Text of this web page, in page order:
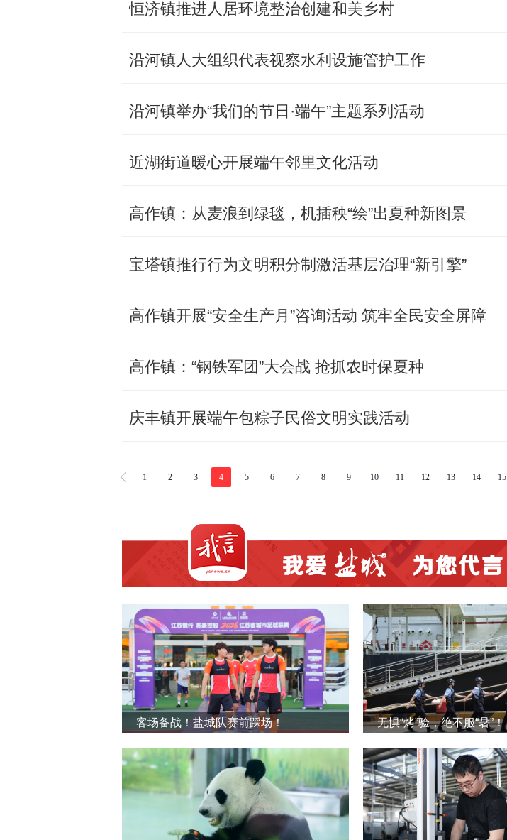
恒济镇推进人居环境整治创建和美乡村
沿河镇人大组织代表视察水利设施管护工作
沿河镇举办“我们的节日·端午”主题系列活动
近湖街道暖心开展端午邻里文化活动
高作镇：从麦浪到绿毯，机插秧“绘”出夏种新图景
宝塔镇推行行为文明积分制激活基层治理“新引擎”
高作镇开展“安全生产月”咨询活动 筑牢全民安全屏障
高作镇：“钢铁军团”大会战 抢抓农时保夏种
庆丰镇开展端午包粽子民俗文明实践活动
1 2 3 4 5 6 7 8 9 10 11 12 13 14 15
客场备战！盐城队赛前踩场！ 无惧“烤”验，绝不服“暑”！